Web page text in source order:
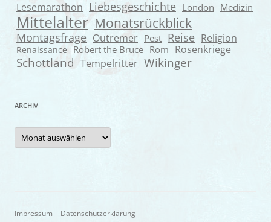
Lesemarathon Liebesgeschichte London Medizin
Mittelalter Monatsrückblick
Montagsfrage Outremer Pest Reise Religion
Renaissance Robert the Bruce Rom Rosenkriege
Schottland Tempelritter Wikinger
ARCHIV
Archiv
Impressum Datenschutzerklärung